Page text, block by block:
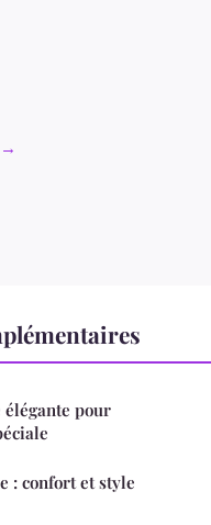
élégante pour
: confort et style